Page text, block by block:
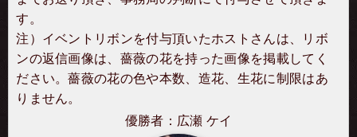
す。
注）イベントリボンを付与頂いたホストさんは、リボ
ンの返信画像は、薔薇の花を持った画像を掲載してく
ださい。薔薇の花の色や本数、造花、生花に制限はあ
りません。
優勝者：広瀬 ケイ